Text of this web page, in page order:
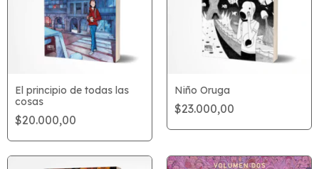
El principio de todas las
cosas
$20.000,00
Niño Oruga
$23.000,00